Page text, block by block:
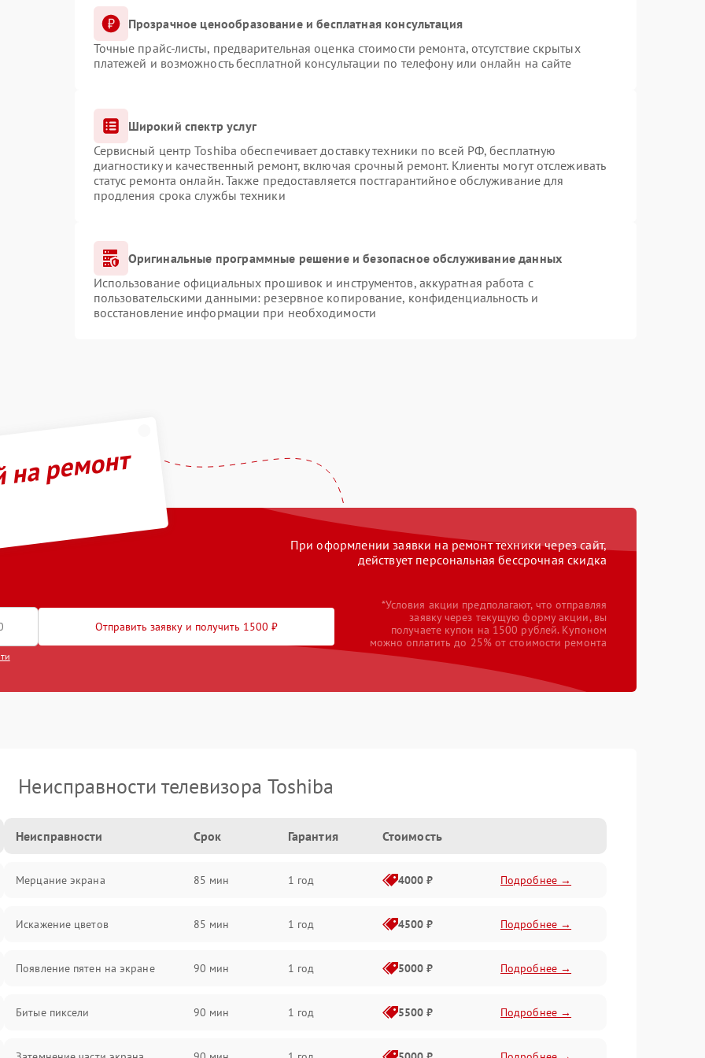
Прозрачное ценообразование и бесплатная консультация
Точные прайс-листы, предварительная оценка стоимости ремонта, отсутствие скрытых
платежей и возможность бесплатной консультации по телефону или онлайн на сайте
Широкий спектр услуг
Сервисный центр Toshiba обеспечивает доставку техники по всей РФ, бесплатную
диагностику и качественный ремонт, включая срочный ремонт. Клиенты могут отслеживать
статус ремонта онлайн. Также предоставляется постгарантийное обслуживание для
продления срока службы техники
Оригинальные программные решение и безопасное обслуживание данных
Использование официальных прошивок и инструментов, аккуратная работа с
пользовательскими данными: резервное копирование, конфиденциальность и
восстановление информации при необходимости
ремонт
При оформлении заявки на ремонт техники через сайт,
действует персональная бессрочная скидка
Отправить заявку и получить 1500 ₽
*Условия акции предполагают, что отправляя
заявку через текущую форму акции, вы
получаете купон на 1500 рублей. Купоном
можно оплатить до 25% от стоимости ремонта
Неисправности телевизора Toshiba
Неисправности Срок Гарантия Стоимость
Мерцание экрана 85 мин 1 год 4000 ₽ Подробнее →
Искажение цветов 85 мин 1 год 4500 ₽ Подробнее →
Появление пятен на экране 90 мин 1 год 5000 ₽ Подробнее →
Битые пиксели 90 мин 1 год 5500 ₽ Подробнее →